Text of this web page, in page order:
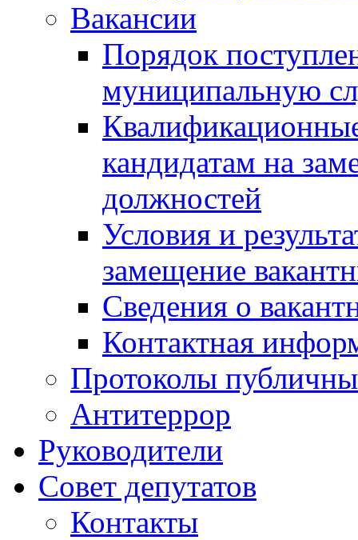
Вакансии
Порядок
муниципальную
кандидатам на
должностей
Условия и
замещение
Сведения о
Контактная
Протоколы
Антитеррор
Руководители
Совет депутатов
Контакты